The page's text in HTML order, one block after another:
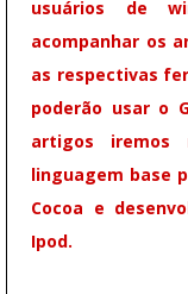
usuários de
acompanhar os
as respectivas
poderão usar o
artigos
linguagem base
Cocoa e
Ipod.